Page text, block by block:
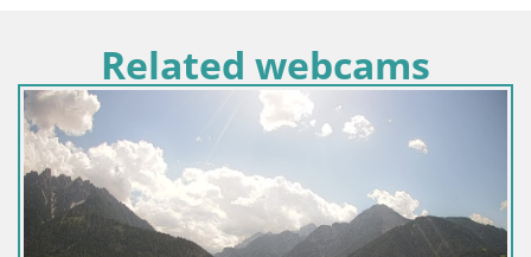
Related webcams